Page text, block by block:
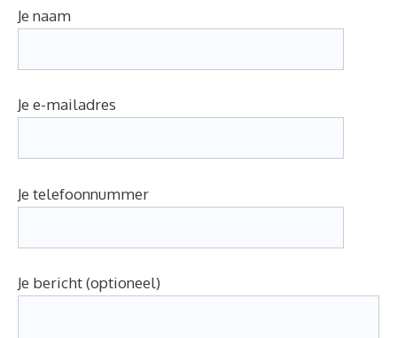
Je naam
Je e-mailadres
Je telefoonnummer
Je bericht (optioneel)